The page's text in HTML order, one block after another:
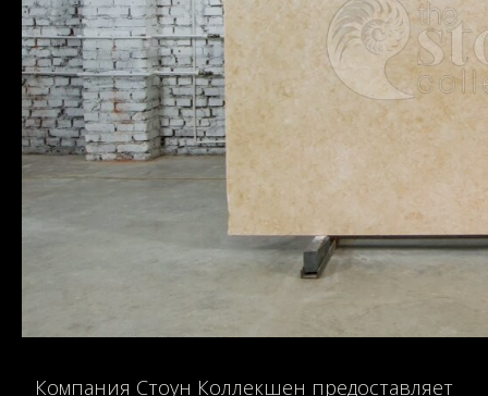
Компания Стоун Коллекшен предоставляет